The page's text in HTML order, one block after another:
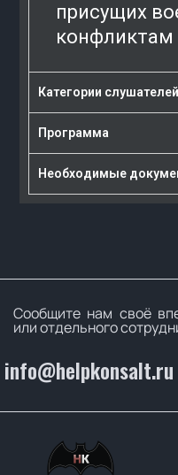
присущих
конфликтам
Категории слушателей
Программа
Необходимые
Сообщите нам своё
или отдельного
info@helpkonsalt.ru